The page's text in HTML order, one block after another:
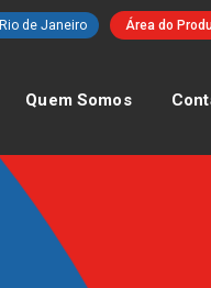
Rio de Janeiro Área do
Quem Somos